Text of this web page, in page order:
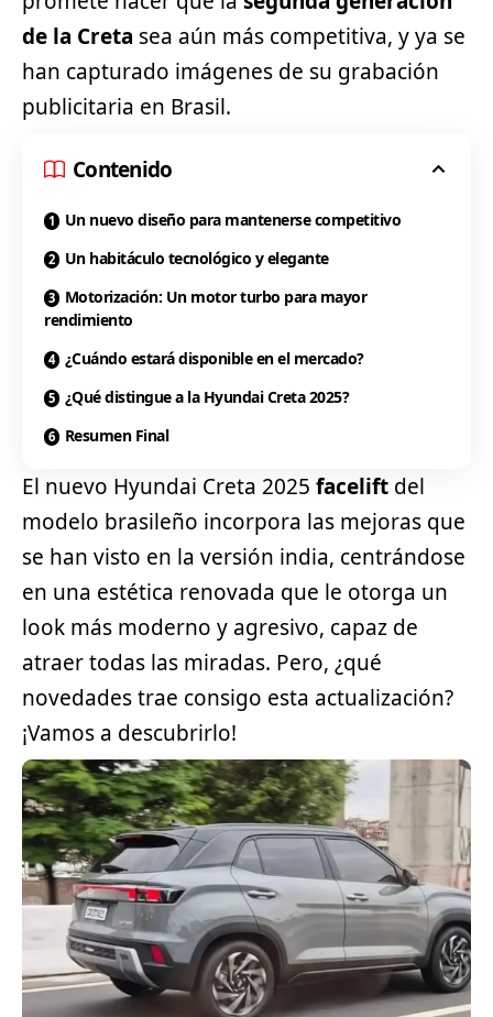
de la Creta sea aún más competitiva, y ya se
han capturado imágenes de su grabación
publicitaria en Brasil.
Contenido
Un nuevo diseño para mantenerse competitivo
Un habitáculo tecnológico y elegante
Motorización: Un motor turbo para mayor
rendimiento
¿Cuándo estará disponible en el mercado?
¿Qué distingue a la Hyundai Creta 2025?
Resumen Final
El nuevo Hyundai Creta 2025 facelift del
modelo brasileño incorpora las mejoras que
se han visto en la versión india, centrándose
en una estética renovada que le otorga un
look más moderno y agresivo, capaz de
atraer todas las miradas. Pero, ¿qué
novedades trae consigo esta actualización?
¡Vamos a descubrirlo!